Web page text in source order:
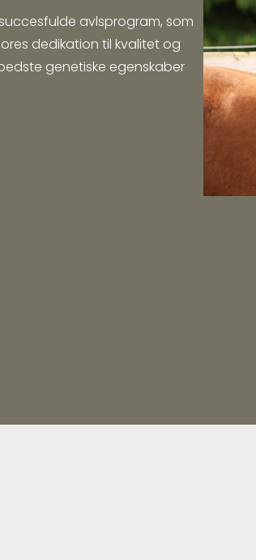
avlsprogram, som
dedikation til kvalitet og
genetiske egenskaber